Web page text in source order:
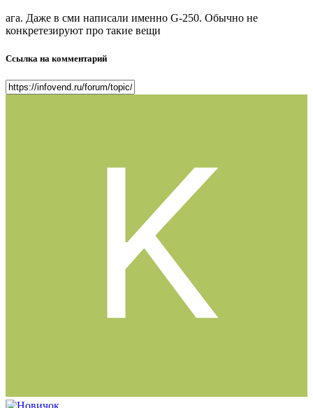
ага. Даже в сми написали именно G-250. Обычно не
конкретезируют про такие вещи
Ссылка на комментарий